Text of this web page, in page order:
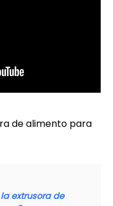
de alimento para
extrusora de